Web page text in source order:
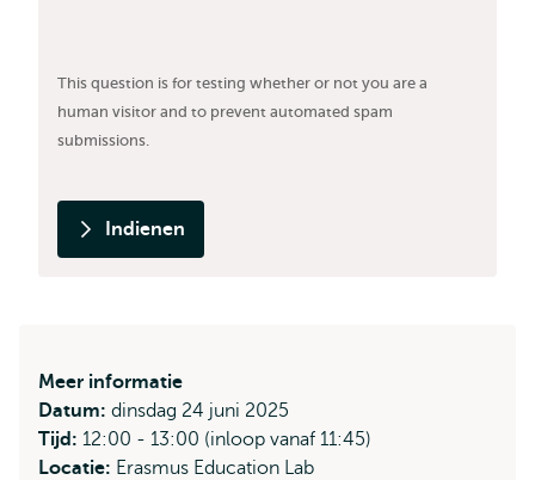
This question is for testing whether or not you are a
human visitor and to prevent automated spam
submissions.
Indienen
Meer informatie
Datum: dinsdag 24 juni 2025
Tijd: 12:00 - 13:00 (inloop vanaf 11:45)
Locatie: Erasmus Education Lab